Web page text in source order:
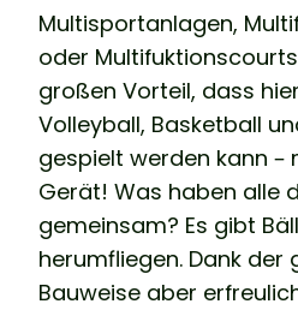
Multisportanlagen,
oder
großen Vorteil, dass
Volleyball, Basketball
gespielt werden kann –
Gerät! Was haben alle
gemeinsam? Es gibt
herumfliegen. Dank der
Bauweise aber